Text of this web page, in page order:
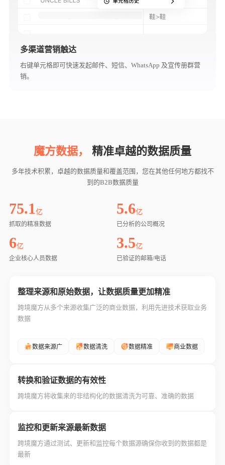
多渠道营销触达
右键单元格即可快速发起邮件、短信、WhatsApp 及宣传册群营
销。
魔方数据， 精准卓越的数据质量
多年技术积累，卓越的数据质量和覆盖范围，您在其他任何地方都找不
到的B2B数据质量
75.1亿
抓取的精准数据
5.6亿
已分析的公司概况
6亿
企业核心人员数据
3.5亿
已验证的邮箱/电话
整理来源和原始数据，让数据质量更加精准
跨境魔方从多个来源收集广泛的商业数据，利用先进技术获取业务
数据
数据来源广 数据清洗 数据精准 商业数据
转换和验证数据的有效性
跨境魔方将收集来的非结构化的数据清洗为可靠、准确的数据
监控和更新来源最新数据
跨境魔方通过测试、更新和监控每个数据源确保你收到的数据都是
最新